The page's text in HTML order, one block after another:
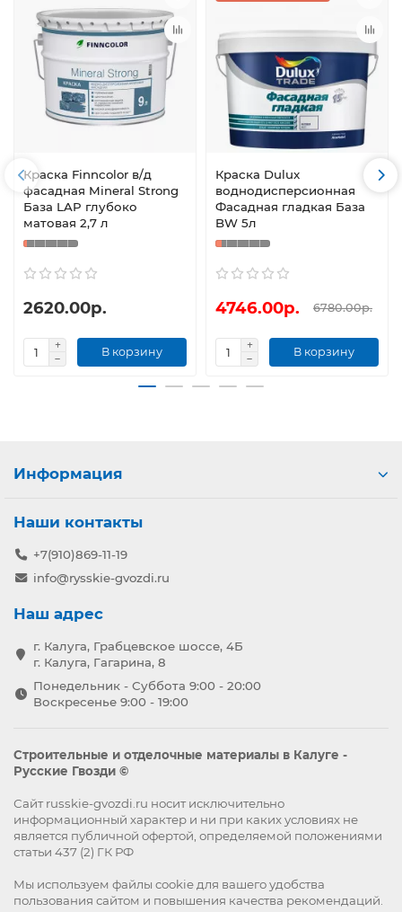
Краска Finncolor в/д
фасадная Mineral Strong
База LAP глубоко
матовая 2,7 л
2620.00р.
В корзину
Краска Dulux
воднодисперсионная
Фасадная гладкая База
BW 5л
4746.00р. 6780.00р.
В корзину
Информация
Наши контакты
+7(910)869-11-19
info@rysskie-gvozdi.ru
Наш адрес
г. Калуга, Грабцевское шоссе, 4Б
г. Калуга, Гагарина, 8
Понедельник - Суббота 9:00 - 20:00
Воскресенье 9:00 - 19:00
Строительные и отделочные материалы в Калуге -
Русские Гвозди ©
Сайт russkie-gvozdi.ru носит исключительно
информационный характер и ни при каких условиях не
является публичной офертой, определяемой положениями
статьи 437 (2) ГК РФ
Мы используем файлы cookie для вашего удобства
пользования сайтом и повышения качества рекомендаций.